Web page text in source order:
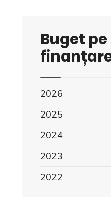
Buget
2026
2025
2024
2023
2022